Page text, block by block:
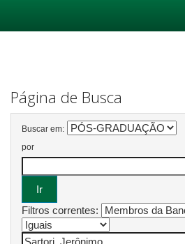
Página de Busca
Buscar em:
por
Filtros correntes: